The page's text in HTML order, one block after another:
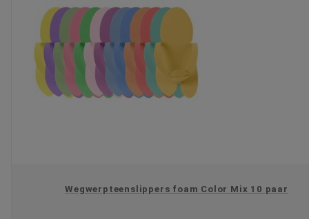
Wegwerpteenslippers foam Color Mix 10 paar